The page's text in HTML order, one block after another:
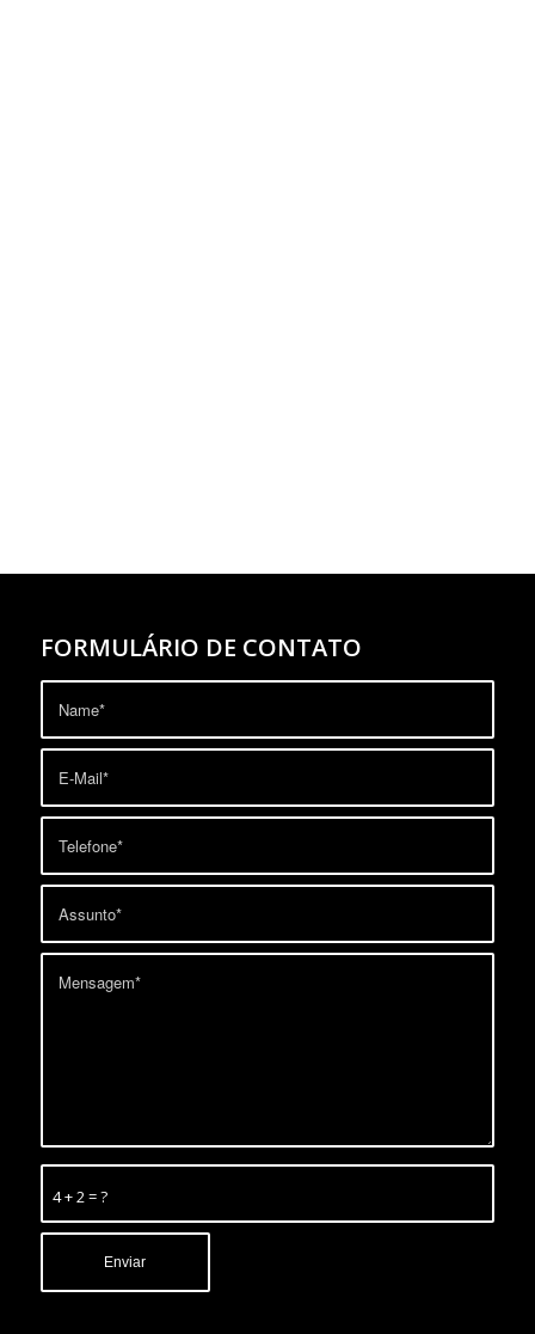
FORMULÁRIO DE CONTATO
4 + 2 = ?